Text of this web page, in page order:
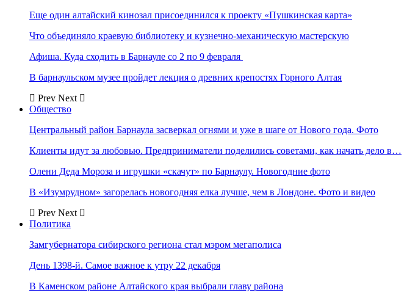
Еще один алтайский кинозал присоединился к проекту «Пушкинская карта»
Что объединяло краевую библиотеку и кузнечно-механическую мастерскую
Афиша. Куда сходить в Барнауле со 2 по 9 февраля
В барнаульском музее пройдет лекция о древних крепостях Горного Алтая
Prev Next
Общество
Центральный район Барнаула засверкал огнями и уже в шаге от Нового года. Фото
Клиенты идут за любовью. Предприниматели поделились советами, как начать дело в…
Олени Деда Мороза и игрушки «скачут» по Барнаулу. Новогодние фото
В «Изумрудном» загорелась новогодняя елка лучше, чем в Лондоне. Фото и видео
Prev Next
Политика
Замгубернатора сибирского региона стал мэром мегаполиса
День 1398-й. Самое важное к утру 22 декабря
В Каменском районе Алтайского края выбрали главу района